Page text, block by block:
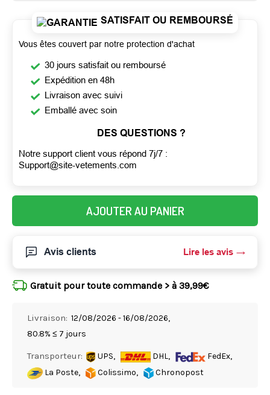
SATISFAIT OU REMBOURSÉ
Vous êtes couvert par notre protection d'achat
30 jours satisfait ou remboursé
Expédition en 48h
Livraison avec suivi
Emballé avec soin
DES QUESTIONS ?
Notre support client vous répond 7j/7 :
Support@site-vetements.com
AJOUTER AU PANIER
Avis clients Lire les avis
Gratuit pour toute commande > à 39,99€
Livraison: 12/08/2026 - 16/08/2026,
80.8% ≤ 7 jours
Transporteur: UPS, DHL,
FedEx,
La Poste,
Colissimo, Chronopost